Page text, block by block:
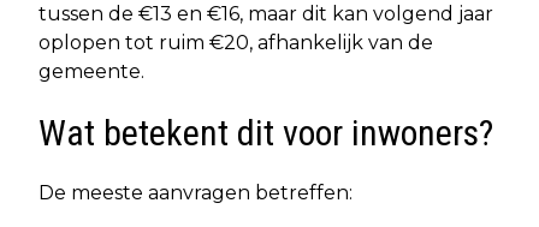
tussen de €13 en €16, maar dit kan volgend jaar
oplopen tot ruim €20, afhankelijk van de
gemeente.
Wat betekent dit voor inwoners?
De meeste aanvragen betreffen: